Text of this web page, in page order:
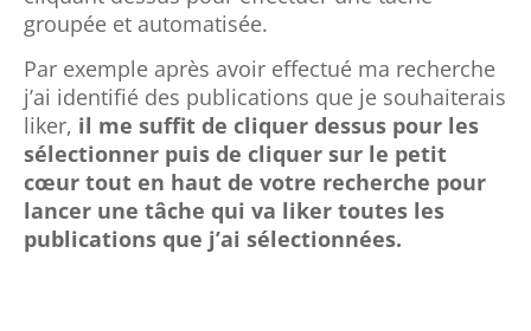
groupée et automatisée.
Par exemple après avoir effectué ma recherche
j’ai identifié des publications que je souhaiterais
liker, il me suffit de cliquer dessus pour les
sélectionner puis de cliquer sur le petit
cœur tout en haut de votre recherche pour
lancer une tâche qui va liker toutes les
publications que j’ai sélectionnées.